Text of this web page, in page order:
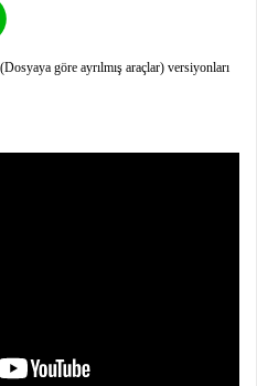
göre ayrılmış araçlar) versiyonları